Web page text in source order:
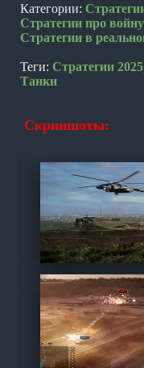
Категории:
Стратегии про войну
Стратегии в
Теги: Стратегии 2025
Танки
Скриншоты: